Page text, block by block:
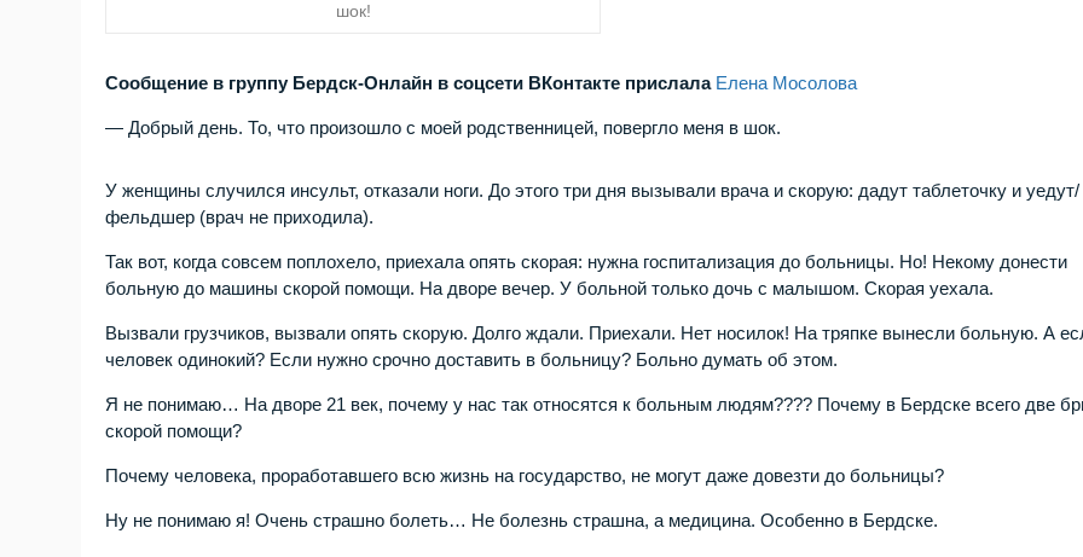
шок!
Сообщение в группу Бердск-Онлайн в соцсети ВКонтакте прислала Елена Мосолова
— Добрый день. То, что произошло с моей родственницей, повергло меня в шок.
У женщины случился инсульт, отказали ноги. До этого три дня вызывали врача и скорую: дадут таблеточку и уедут/
фельдшер (врач не приходила).
Так вот, когда совсем поплохело, приехала опять скорая: нужна госпитализация до больницы. Но! Некому донести
больную до машины скорой помощи. На дворе вечер. У больной только дочь с малышом. Скорая уехала.
Вызвали грузчиков, вызвали опять скорую. Долго ждали. Приехали. Нет носилок! На тряпке вынесли больную. А
человек одинокий? Если нужно срочно доставить в больницу? Больно думать об этом.
Я не понимаю… На дворе 21 век, почему у нас так относятся к больным людям???? Почему в Бердске всего две
скорой помощи?
Почему человека, проработавшего всю жизнь на государство, не могут даже довезти до больницы?
Ну не понимаю я! Очень страшно болеть… Не болезнь страшна, а медицина. Особенно в Бердске.